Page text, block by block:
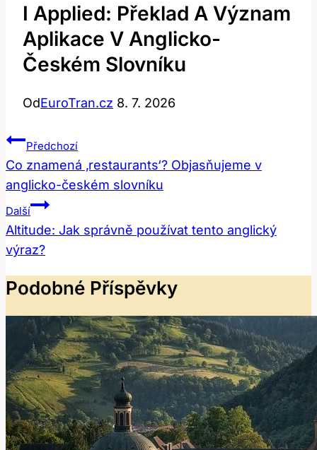
I Applied: Překlad A Význam
Aplikace V Anglicko-
Českém Slovníku
OdEuroTran.cz 8. 7. 2026
Navigace
Pro
Příspěvek
Předchozí
Co znamená ‚restaurants‘? Objasňujeme v
anglicko-českém slovníku
Další
Altitude: Jak správně používat tento anglický
výraz?
Podobné Příspěvky